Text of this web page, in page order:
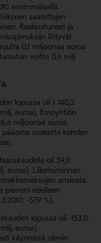
ensimmäisellä
saatettujen
Realisoituneet ja
liittyvät
0,1 miljoonaa euroa
voitto 0,6 milj.
lopussa oli 1 140,2
euroa). Emoyhtiön
miljoonaa euroa
pääoma osaketta kohden
oli 59,8
euroa). Liiketoiminnan
ansiosta.
pieneni edelleen
-57,9 %).
lopussa oli -153,0
euroa).
käynnissä oleviin